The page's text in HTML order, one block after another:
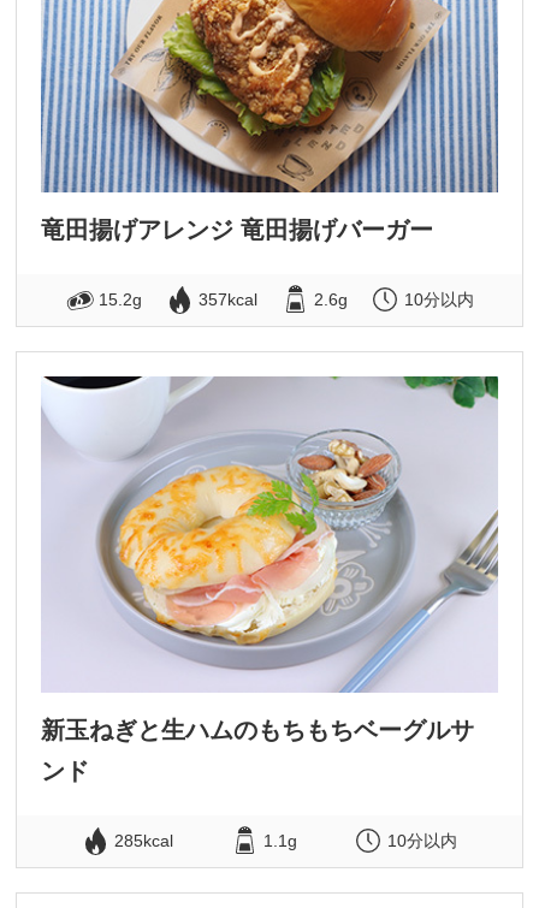
竜田揚げアレンジ 竜田揚げバーガー
15.2g 357kcal 2.6g 10分以内
新玉ねぎと生ハムのもちもちベーグルサ
ンド
285kcal 1.1g 10分以内